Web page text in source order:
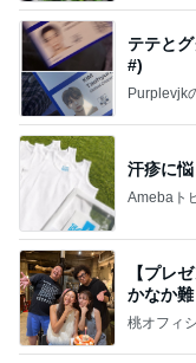
テテと
#)
Purplevjk
汗疹に
Amebaト
【プレ
かなか難
桃オフィ